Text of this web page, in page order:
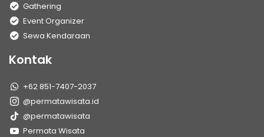
Gathering
Event Organizer
Sewa Kendaraan
Kontak
+62 851-7407-2037
@permatawisata.id
@permatawisata
Permata Wisata